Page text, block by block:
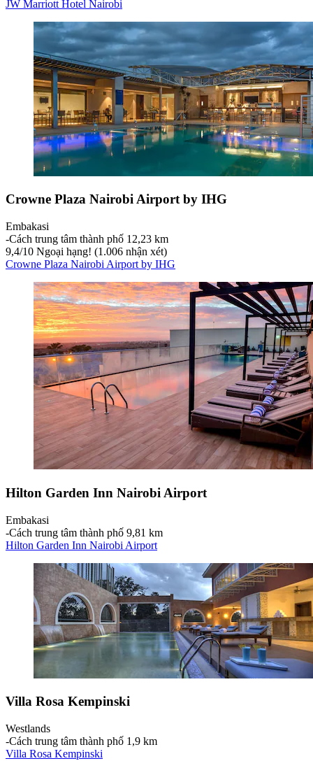
JW Marriott Hotel Nairobi
Crowne Plaza Nairobi Airport by IHG
Embakasi
‐Cách trung tâm thành phố 12,23 km
9,4/10 Ngoại hạng! (1.006 nhận xét)
Crowne Plaza Nairobi Airport by IHG
Hilton Garden Inn Nairobi Airport
Embakasi
‐Cách trung tâm thành phố 9,81 km
Hilton Garden Inn Nairobi Airport
Villa Rosa Kempinski
Westlands
‐Cách trung tâm thành phố 1,9 km
Villa Rosa Kempinski